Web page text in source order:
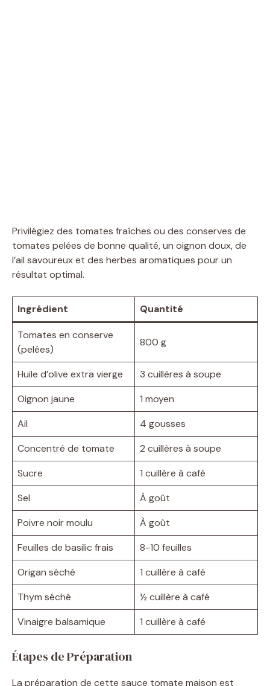
Privilégiez des tomates fraîches ou des conserves de
tomates pelées de bonne qualité, un oignon doux, de
l’ail savoureux et des herbes aromatiques pour un
résultat optimal.
Ingrédient Quantité
Tomates en conserve
(pelées)
800 g
Huile d’olive extra vierge
3 cuillères à soupe
Oignon jaune
1 moyen
Ail
4 gousses
Concentré de tomate
2 cuillères à soupe
Sucre
1 cuillère à café
Sel
À goût
Poivre noir moulu
À goût
Feuilles de basilic frais
8-10 feuilles
Origan séché
1 cuillère à café
Thym séché
½ cuillère à café
Vinaigre balsamique
1 cuillère à café
Étapes de Préparation
La préparation de cette sauce tomate maison est